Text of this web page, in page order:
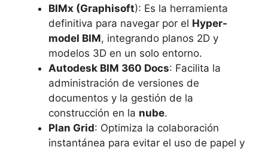
BIMx (Graphisoft): Es la herramienta
definitiva para navegar por el Hyper-
model BIM, integrando planos 2D y
modelos 3D en un solo entorno.
Autodesk BIM 360 Docs: Facilita la
administración de versiones de
documentos y la gestión de la
construcción en la nube.
Plan Grid: Optimiza la colaboración
instantánea para evitar el uso de papel y